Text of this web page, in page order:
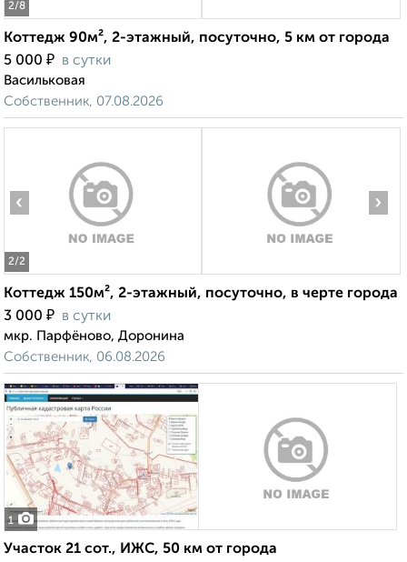
2/8
Коттедж 90м², 2-этажный, посуточно, 5 км от города
5 000 ₽ в сутки
Васильковая
Собственник, 07.08.2026
2/2
‹ ›
Коттедж 150м², 2-этажный, посуточно, в черте города
3 000 ₽ в сутки
мкр. Парфёново, Доронина
Собственник, 06.08.2026
1
Участок 21 сот., ИЖС, 50 км от города